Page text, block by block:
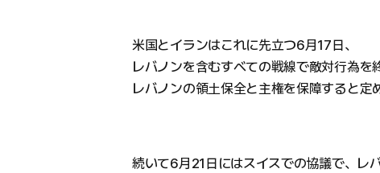
米国とイランはこれに先立つ6月17日、
レバノンを含むすべての戦線で敵対行為を
レバノンの領土保全と主権を保障すると定
続いて6月21日にはスイスでの協議で、レ